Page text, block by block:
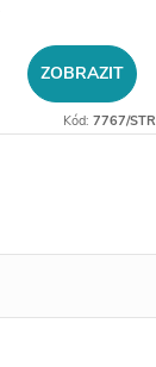
ZOBRAZIT
Kód: 7767/STR